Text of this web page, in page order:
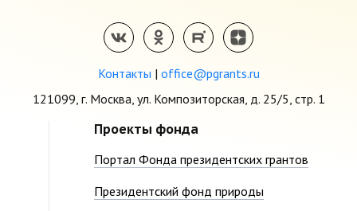
Контакты | office@pgrants.ru
121099, г. Москва, ул. Композиторская, д. 25/5, стр. 1
Проекты фонда
Портал Фонда президентских грантов
Президентский фонд природы